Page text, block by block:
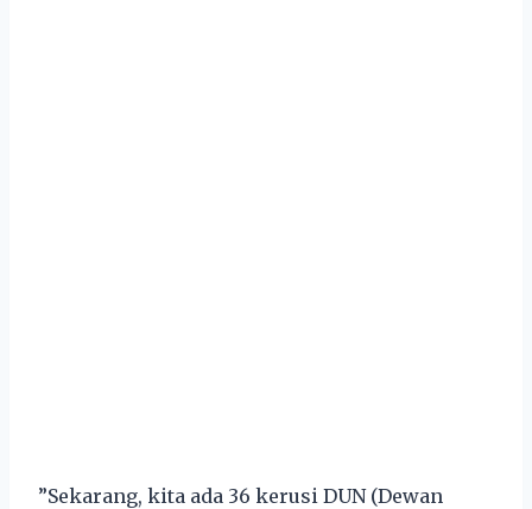
”Sekarang, kita ada 36 kerusi DUN (Dewan